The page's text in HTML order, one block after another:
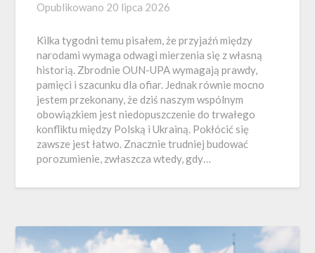
Opublikowano 20 lipca 2026
Kilka tygodni temu pisałem, że przyjaźń między
narodami wymaga odwagi mierzenia się z własną
historią. Zbrodnie OUN-UPA wymagają prawdy,
pamięci i szacunku dla ofiar. Jednak równie mocno
jestem przekonany, że dziś naszym wspólnym
obowiązkiem jest niedopuszczenie do trwałego
konfliktu między Polską i Ukrainą. Pokłócić się
zawsze jest łatwo. Znacznie trudniej budować
porozumienie, zwłaszcza wtedy, gdy…